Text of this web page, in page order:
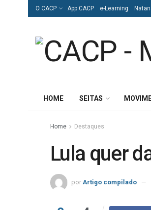
O CACP App CACP e-Learning
HOME SEITAS
Home Destaques
Lula quer
por Artigo compilado